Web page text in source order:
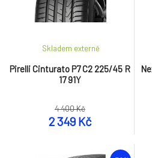
Pirelli Cinturato P7 C2 225/45 R
17 91Y
Skladem externě
4 400 Kč
2 349 Kč